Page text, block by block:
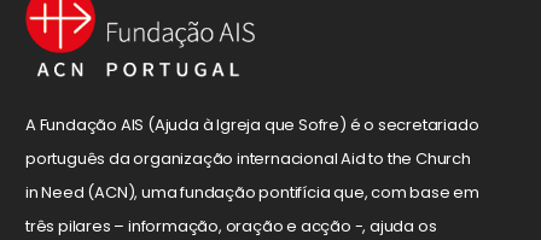
A Fundação AIS (Ajuda à Igreja que Sofre) é o secretariado
português da organização internacional Aid to the Church
in Need (ACN), uma fundação pontifícia que, com base em
três pilares – informação, oração e acção -, ajuda os